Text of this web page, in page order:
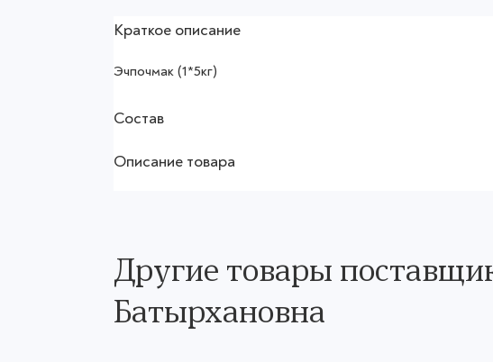
Краткое описание
Эчпочмак (1*5кг)
Состав
Описание товара
Другие товары
Батырхановна